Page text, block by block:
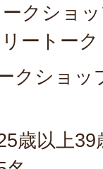
クショ
ートーク
クショッ
歳以上